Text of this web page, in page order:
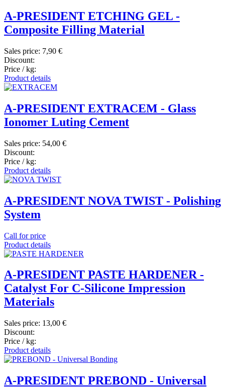
A-PRESIDENT ETCHING GEL -
Composite Filling Material
Sales price: 7,90 €
Discount:
Price / kg:
Product details
A-PRESIDENT EXTRACEM - Glass
Ionomer Luting Cement
Sales price: 54,00 €
Discount:
Price / kg:
Product details
A-PRESIDENT NOVA TWIST - Polishing
System
Call for price
Product details
A-PRESIDENT PASTE HARDENER -
Catalyst For C-Silicone Impression
Materials
Sales price: 13,00 €
Discount:
Price / kg:
Product details
A-PRESIDENT PREBOND - Universal